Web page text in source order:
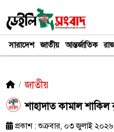
সারাদেশ জাতীয় আন্তর্জাতিক
জাতীয়
শাহাদাত কামাল শাকিল
প্রকাশ : শুক্রবার, ০৩ জুলাই ২০২৬